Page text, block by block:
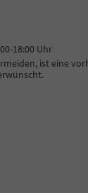
18:00 Uhr
ist eine